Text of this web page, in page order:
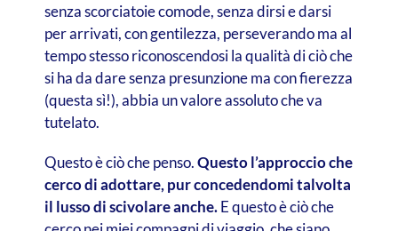
senza scorciatoie comode, senza dirsi e darsi
per arrivati, con gentilezza, perseverando ma al
tempo stesso riconoscendosi la qualità di ciò che
si ha da dare senza presunzione ma con fierezza
(questa sì!), abbia un valore assoluto che va
tutelato.
Questo è ciò che penso.Questo l’approccio che
cerco di adottare, pur concedendomi talvolta
il lusso di scivolare anche.E questo è ciò che